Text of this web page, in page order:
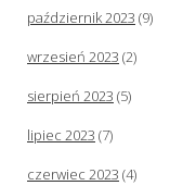
październik 2023 (9)
wrzesień 2023 (2)
sierpień 2023 (5)
lipiec 2023 (7)
czerwiec 2023 (4)